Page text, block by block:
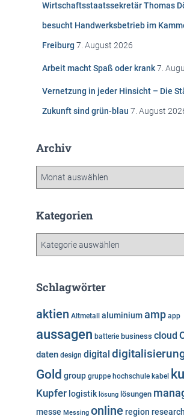
Wirtschaftsstaatssekretär Thomas
besucht Handwerksbetrieb im
Freiburg 7. August 2026
Arbeit macht Spaß oder krank7.
Vernetzung in jeder Hinsicht – Die
Zukunft sind grün-blau 7. August
Archiv
h
Kategorien
g
r
i
n
Schlagwörter
aktien Altmetall aluminiumamp app
aussagen batterie business cloud
daten design digital
Gold group gruppe hochschule kabel
Kupfer logistik lösung lösungen
messe Messing online region research